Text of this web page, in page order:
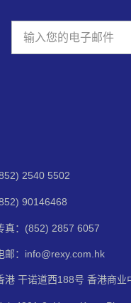
t
i
e
:
2540 5502
90146468
真：(852) 2857 6057
邮：info@rexy.com.hk
港 干诺道西188号 香港商业